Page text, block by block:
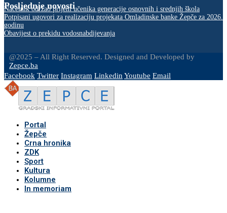
Posljednje novosti
Načelnik održao prijem učenika generacije osnovnih i srednjih škola
Potpisani ugovori za realizaciju projekata Omladinske banke Žepče za 2026.
godinu
Obavijest o prekidu vodosnabdijevanja
@2025 – All Right Reserved. Designed and Developed by
Zepce.ba
Facebook Twitter Instagram LinkedinYoutube Email
Portal
Žepče
Crna hronika
ZDK
Sport
Kultura
Kolumne
In memoriam